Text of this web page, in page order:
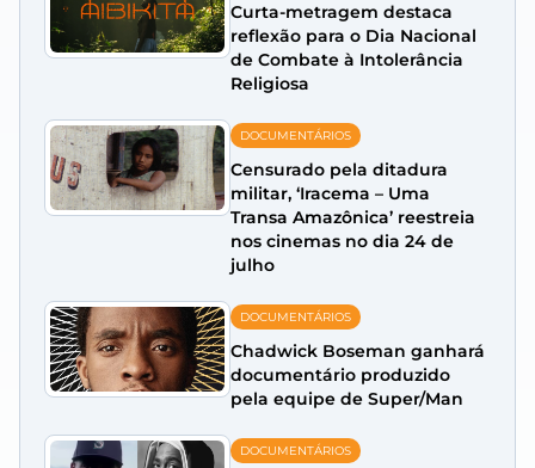
Curta-metragem destaca
reflexão para o Dia Nacional
de Combate à Intolerância
Religiosa
DOCUMENTÁRIOS
Censurado pela ditadura
militar, ‘Iracema – Uma
Transa Amazônica’ reestreia
nos cinemas no dia 24 de
julho
DOCUMENTÁRIOS
Chadwick Boseman ganhará
documentário produzido
pela equipe de Super/Man
DOCUMENTÁRIOS